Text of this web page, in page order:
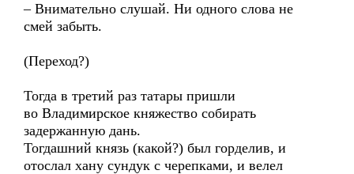
– Внимательно слушай. Ни одного слова не
смей забыть.
(Переход?)
Тогда в третий раз татары пришли
во Владимирское княжество собирать
задержанную дань.
Тогдашний князь (какой?) был горделив, и
отослал хану сундук с черепками, и велел